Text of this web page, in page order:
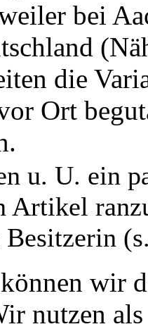
bei
die
Ort
u. U. ein
Artikel
wir
nutzen